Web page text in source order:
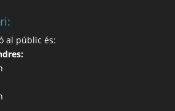
al públic és: